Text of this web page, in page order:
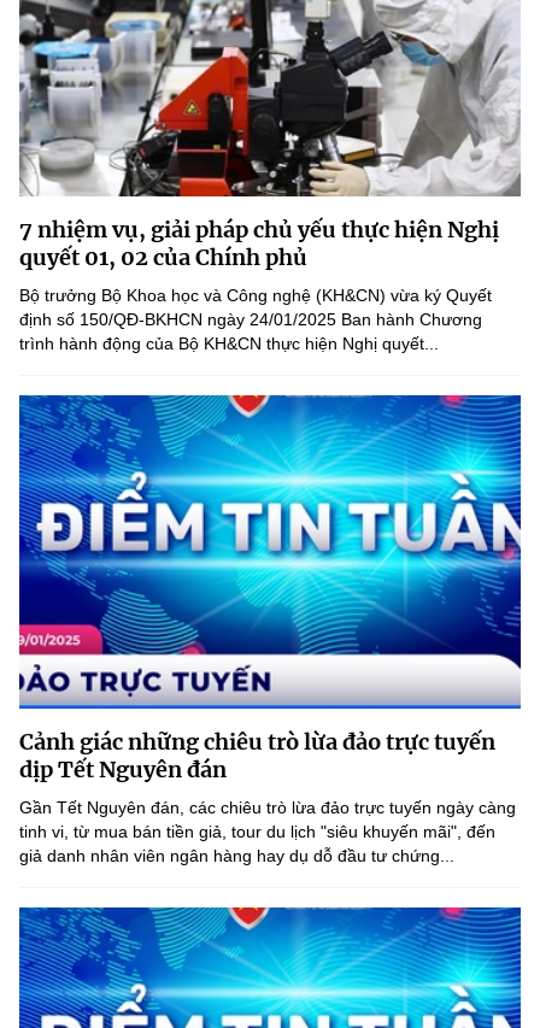
7 nhiệm vụ, giải pháp chủ yếu thực hiện Nghị
quyết 01, 02 của Chính phủ
Bộ trưởng Bộ Khoa học và Công nghệ (KH&CN) vừa ký Quyết
định số 150/QĐ-BKHCN ngày 24/01/2025 Ban hành Chương
trình hành động của Bộ KH&CN thực hiện Nghị quyết...
Cảnh giác những chiêu trò lừa đảo trực tuyến
dịp Tết Nguyên đán
Gần Tết Nguyên đán, các chiêu trò lừa đảo trực tuyến ngày càng
tinh vi, từ mua bán tiền giả, tour du lịch "siêu khuyến mãi", đến
giả danh nhân viên ngân hàng hay dụ dỗ đầu tư chứng...